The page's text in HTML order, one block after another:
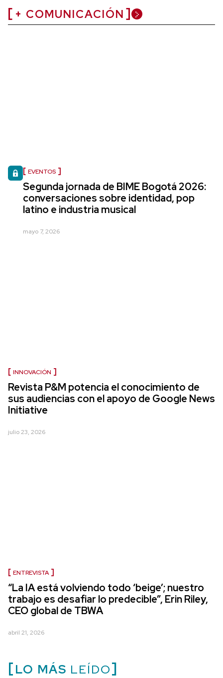
+ COMUNICACIÓN
EVENTOS
Segunda jornada de BIME Bogotá 2026:
conversaciones sobre identidad, pop
latino e industria musical
mayo 7, 2026
INNOVACIÓN
Revista P&M potencia el conocimiento de
sus audiencias con el apoyo de Google News
Initiative
julio 23, 2026
ENTREVISTA
“La IA está volviendo todo ‘beige’; nuestro
trabajo es desafiar lo predecible”, Erin Riley,
CEO global de TBWA
abril 21, 2026
LO MÁS LEÍDO